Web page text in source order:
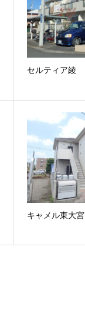
セルティア綾
キャメル東大宮